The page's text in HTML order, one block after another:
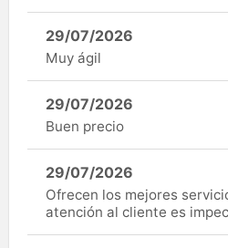
29/07/2026
Muy ágil
29/07/2026
Buen precio
29/07/2026
Ofrecen los mejores
atención al cliente es